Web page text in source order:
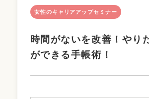
女性のキャリアアップセミナー
時間がないを改善！やり
ができる手帳術！